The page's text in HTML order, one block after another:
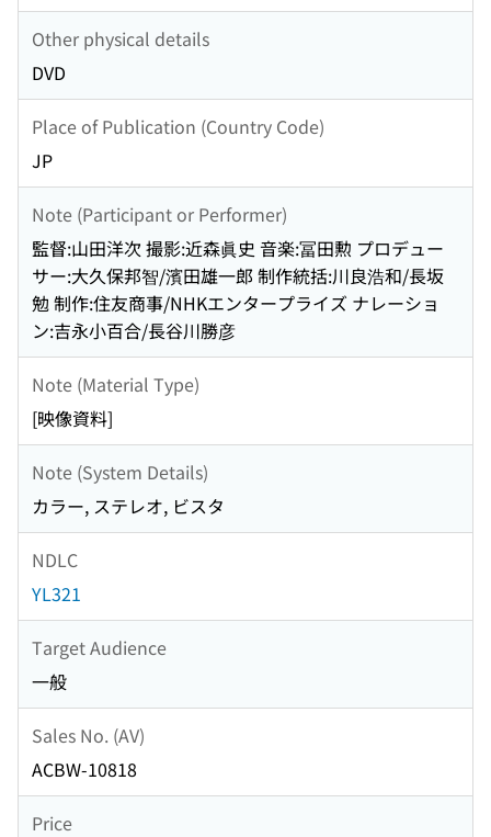
Other physical details
DVD
Place of Publication (Country Code)
JP
Note (Participant or Performer)
監督:山田洋次 撮影:近森眞史 音楽:冨田勲 プロデュー
サー:大久保邦智/濱田雄一郎 制作統括:川良浩和/長坂
勉 制作:住友商事/NHKエンタープライズ ナレーショ
ン:吉永小百合/長谷川勝彦
Note (Material Type)
[映像資料]
Note (System Details)
カラー, ステレオ, ビスタ
NDLC
YL321
Target Audience
一般
Sales No. (AV)
ACBW-10818
Price